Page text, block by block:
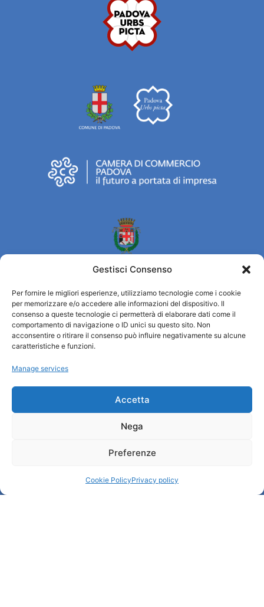
Gestisci Consenso
Per fornire le migliori esperienze, utilizziamo tecnologie come i cookie
per memorizzare e/o accedere alle informazioni del dispositivo. Il
consenso a queste tecnologie ci permetterà di elaborare dati come il
comportamento di navigazione o ID unici su questo sito. Non
acconsentire o ritirare il consenso può influire negativamente su alcune
caratteristiche e funzioni.
Manage services
Accetta
Nega
Preferenze
Cookie PolicyPrivacy policy
Turismo Padova
Who we are
Privacy policy